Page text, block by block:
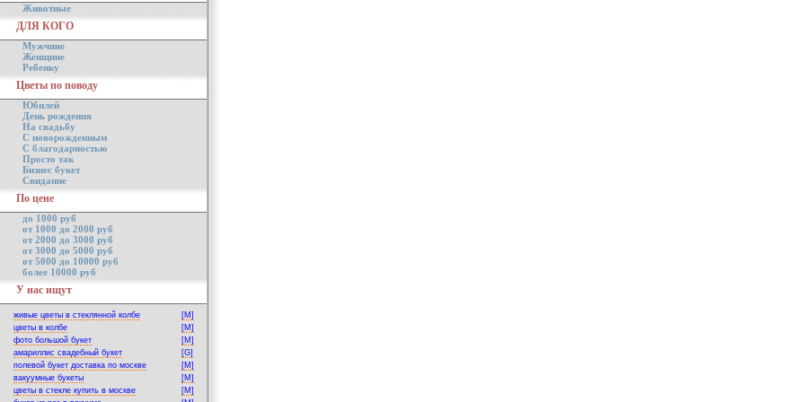
Животные
ДЛЯ КОГО
Мужчине
Женщине
Ребенку
Цветы по поводу
Юбилей
День рождения
На свадьбу
С новорожденным
С благодарностью
Просто так
Бизнес букет
Свидание
По цене
до 1000 руб
от 1000 до 2000 руб
от 2000 до 3000 руб
от 3000 до 5000 руб
от 5000 до 10000 руб
более 10000 руб
У нас ищут
живые цветы в стеклянной колбе
[M]
цветы в колбе
[M]
фото большой букет
[M]
амариллис свадебный букет
[G]
полевой букет доставка по москве
[M]
вакуумные букеты
[M]
цветы в стекле купить в москве
[M]